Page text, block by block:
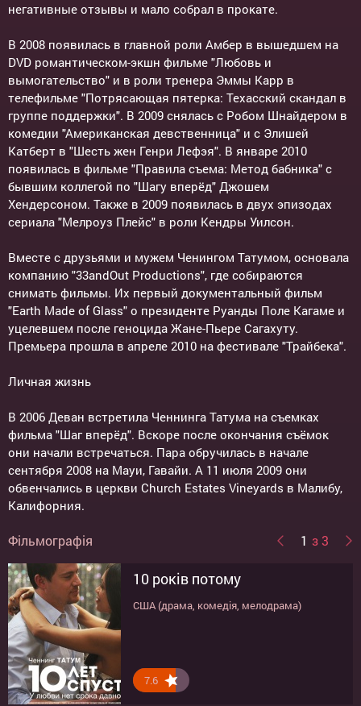
негативные отзывы и мало собрал в прокате.
В 2008 появилась в главной роли Амбер в вышедшем на
DVD романтическом-экшн фильме "Любовь и
вымогательство" и в роли тренера Эммы Карр в
телефильме "Потрясающая пятерка: Техасский скандал в
группе поддержки". В 2009 снялась с Робом Шнайдером в
комедии "Американская девственница" и с Элишей
Катберт в "Шесть жен Генри Лефэя". В январе 2010
появилась в фильме "Правила съема: Метод бабника" с
бывшим коллегой по "Шагу вперёд" Джошем
Хендерсоном. Также в 2009 появилась в двух эпизодах
сериала "Мелроуз Плейс" в роли Кендры Уилсон.
Вместе с друзьями и мужем Ченингом Татумом, основала
компанию "33andOut Productions", где собираются
снимать фильмы. Их первый документальный фильм
"Earth Made of Glass" о президенте Руанды Поле Кагаме и
уцелевшем после геноцида Жане-Пьере Сагахуту.
Премьера прошла в апреле 2010 на фестивале "Трайбека".
Личная жизнь
В 2006 Деван встретила Ченнинга Татума на съемках
фильма "Шаг вперёд". Вскоре после окончания съёмок
они начали встречаться. Пара обручилась в начале
сентября 2008 на Мауи, Гавайи. А 11 июля 2009 они
обвенчались в церкви Church Estates Vineyards в Малибу,
Калифорния.
Фільмографія 1 з 3
10 років потому
США (драма, комедія, мелодрама)
7.6
Правила съема: Метод
бабника
7.8
Крок вперед
США (драма)
7.8